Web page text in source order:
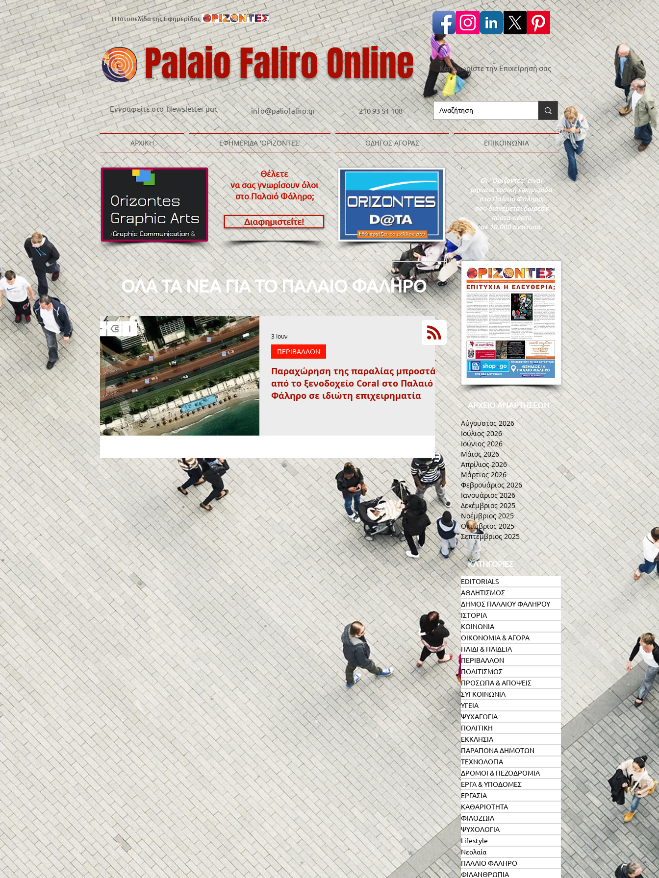
Η Ιστοσελίδα της Εφημερίδας
Palaio Faliro Online
info@paliofaliro.gr 210 93 51 108
Καταχωρίστε την Επιχείρησή σας
ΑΡΧΙΚΗ ΕΦΗΜΕΡΙΔΑ 'ΟΡΙΖΟΝΤΕΣ' ΟΔΗΓΟΣ ΑΓΟΡΑΣ ΕΠΙΚΟΙΝΩΝΙΑ
Εγγραφείτε στο Newsletter μας
Θέλετε
να σας γνωρίσουν όλοι
στο Παλαιό Φάληρο;
Διαφημιστείτε!
Οι "Ορίζοντες" είναι
μηνιαία τοπική εφημερίδα
στο Παλαιό Φάληρο,
που διανέμεται δωρεάν
πόρτα-πόρτα
σε 10.000 αντίτυπα.
ΟΛΑ ΤΑ ΝΕΑ ΓΙΑ ΤΟ ΠΑΛΑΙΟ ΦΑΛΗΡΟ
Παραχώρηση της παραλίας μπροστά
από το ξενοδοχείο Coral στο Παλαιό
Φάληρο σε ιδιώτη επιχειρηματία
ΠΕΡΙΒΑΛΛΟΝ
3 Ιουν
ΑΡΧΕΙΟ ΑΝΑΡΤΗΣΕΩΝ
Αύγουστος 2026
Ιούλιος 2026
Ιούνιος 2026
Μάιος 2026
Απρίλιος 2026
Μάρτιος 2026
Φεβρουάριος 2026
Ιανουάριος 2026
Δεκέμβριος 2025
Νοέμβριος 2025
Οκτώβριος 2025
Σεπτέμβριος 2025
ΚΑΤΗΓΟΡΙΕΣ
EDITORIALS
ΑΘΛΗΤΙΣΜΟΣ
ΔΗΜΟΣ ΠΑΛΑΙΟΥ ΦΑΛΗΡΟΥ
ΙΣΤΟΡΙΑ
ΚΟΙΝΩΝΙΑ
ΟΙΚΟΝΟΜΙΑ & ΑΓΟΡΑ
ΠΑΙΔΙ & ΠΑΙΔΕΙΑ
ΠΕΡΙΒΑΛΛΟΝ
ΠΟΛΙΤΙΣΜΟΣ
ΠΡΟΣΩΠΑ & ΑΠΟΨΕΙΣ
ΣΥΓΚΟΙΝΩΝΙΑ
ΥΓΕΙΑ
ΨΥΧΑΓΩΓΙΑ
ΠΟΛΙΤΙΚΗ
ΕΚΚΛΗΣΙΑ
ΠΑΡΑΠΟΝΑ ΔΗΜΟΤΩΝ
ΤΕΧΝΟΛΟΓΙΑ
ΔΡΟΜΟΙ & ΠΕΖΟΔΡΟΜΙΑ
ΕΡΓΑ & ΥΠΟΔΟΜΕΣ
ΕΡΓΑΣΙΑ
ΚΑΘΑΡΙΟΤΗΤΑ
ΦΙΛΟΖΩΙΑ
ΨΥΧΟΛΟΓΙΑ
Lifestyle
Νεολαία
ΠΑΛΑΙΟ ΦΑΛΗΡΟ
ΦΙΛΑΝΘΡΩΠΙΑ